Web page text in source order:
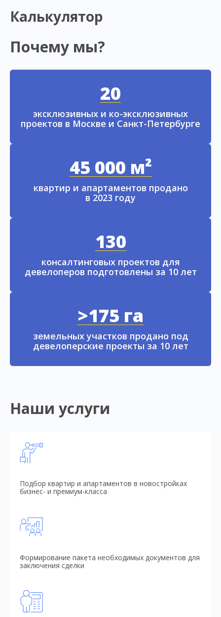
Калькулятор
Почему мы?
20
эксклюзивных и ко-эксклюзивных
проектов в Москве и Санкт-Петербурге
45 000 м²
квартир и апартаментов продано
в 2023 году
130
консалтинговых проектов для
девелоперов подготовлены за 10 лет
>175 га
земельных участков продано под
девелоперские проекты за 10 лет
Наши услуги
Подбор квартир и апартаментов в новостройках
бизнес- и премиум-класса
Формирование пакета необходимых документов для
заключения сделки